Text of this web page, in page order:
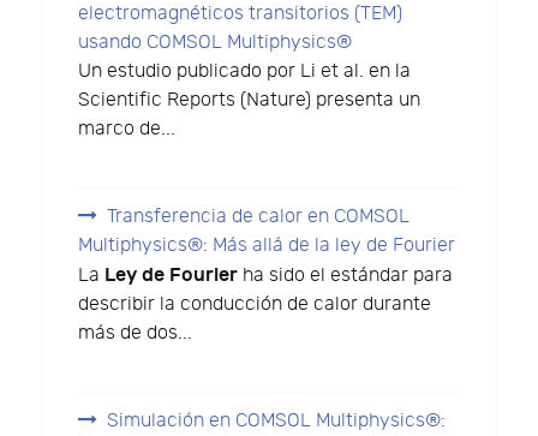
electromagnéticos transitorios (TEM)
usando COMSOL Multiphysics®
Un estudio publicado por Li et al. en la
Scientific Reports (Nature) presenta un
marco de...
Transferencia de calor en COMSOL
Multiphysics®: Más allá de la ley de Fourier
La Ley de Fourier ha sido el estándar para
describir la conducción de calor durante
más de dos...
Simulación en COMSOL Multiphysics®: